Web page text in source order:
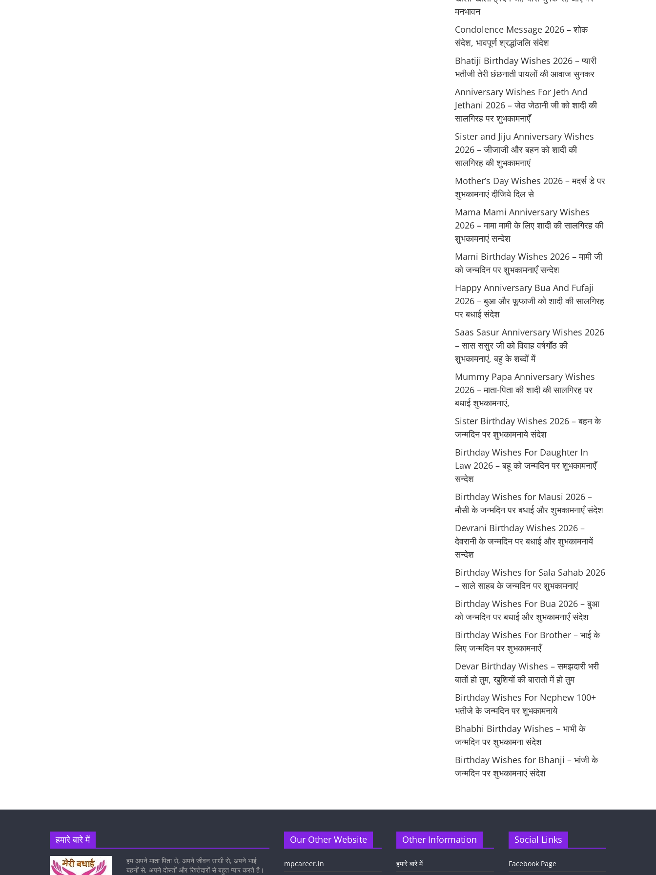
मनभावन
Condolence Message 2026 – शोक
संदेश, भावपूर्ण श्रद्धांजलि संदेश
Bhatiji Birthday Wishes 2026 – प्यारी
भतीजी तेरी छंछनाती पायलों की आवाज सुनकर
Anniversary Wishes For Jeth And
Jethani 2026 – जेठ जेठानी जी को शादी की
सालगिरह पर शुभकामनाएँ
Sister and Jiju Anniversary Wishes
2026 – जीजाजी और बहन को शादी की
सालगिरह की शुभकामनाएं
Mother’s Day Wishes 2026 – मदर्स डे पर
शुभकामनाएं दीजिये दिल से
Mama Mami Anniversary Wishes
2026 – मामा मामी के लिए शादी की सालगिरह की
शुभकामनाएं सन्देश
Mami Birthday Wishes 2026 – मामी जी
को जन्मदिन पर शुभकामनाएँ सन्देश
Happy Anniversary Bua And Fufaji
2026 – बुआ और फूफाजी को शादी की सालगिरह
पर बधाई संदेश
Saas Sasur Anniversary Wishes 2026
– सास ससुर जी को विवाह वर्षगाँठ की
शुभकामनाएं, बहु के शब्दों में
Mummy Papa Anniversary Wishes
2026 – माता-पिता की शादी की सालगिरह पर
बधाई शुभकामनाएं,
Sister Birthday Wishes 2026 – बहन के
जन्मदिन पर शुभकामनाये संदेश
Birthday Wishes For Daughter In
Law 2026 – बहू को जन्मदिन पर शुभकामनाएँ
सन्देश
Birthday Wishes for Mausi 2026 –
मौसी के जन्मदिन पर बधाई और शुभकामनाएँ संदेश
Devrani Birthday Wishes 2026 –
देवरानी के जन्मदिन पर बधाई और शुभकामनायें
सन्देश
Birthday Wishes for Sala Sahab 2026
– साले साहब के जन्मदिन पर शुभकामनाएं
Birthday Wishes For Bua 2026 – बुआ
को जन्मदिन पर बधाई और शुभकामनाएँ संदेश
Birthday Wishes For Brother – भाई के
लिए जन्मदिन पर शुभकामनाएँ
Devar Birthday Wishes – समझदारी भरी
बातों हो तुम, खुशियों की बारातो में हो तुम
Birthday Wishes For Nephew 100+
भतीजे के जन्मदिन पर शुभकामनाये
Bhabhi Birthday Wishes – भाभी के
जन्मदिन पर शुभकामना संदेश
Birthday Wishes for Bhanji – भांजी के
जन्मदिन पर शुभकामनाएं संदेश
हमारे बारे में
हम अपने माता पिता से, अपने जीवन साथी से, अपने भाई
बहनों से, अपने दोस्तों और रिश्तेदारों से बहुत प्यार करते है।
Our Other Website
mpcareer.in
Other Information
हमारे बारे में
Social Links
Facebook Page